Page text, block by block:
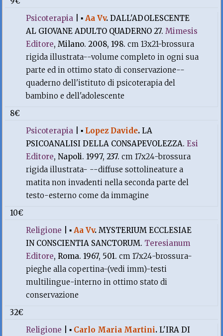
Psicoterapia |▪Aa Vv.DALL'ADOLESCENTE
AL GIOVANE ADULTO QUADERNO 27.Mimesis
Editore, Milano. 2008, 198.cm 13x21-brossura
rigida illustrata--volume completo in ogni sua
parte ed in ottimo stato di conservazione--
quaderno dell'istituto di psicoterapia del
bambino e dell'adolescente
8€
Psicoterapia |▪ Lopez Davide.LA
PSICOANALISI DELLA CONSAPEVOLEZZA.Esi
Editore, Napoli. 1997, 237.cm 17x24-brossura
rigida illustrata- --diffuse sottolineature a
matita non invadenti nella seconda parte del
testo-esterno come da immagine
10€
Religione |▪Aa Vv.MYSTERIUM ECCLESIAE
IN CONSCIENTIA SANCTORUM. Teresianum
Editore, Roma. 1967, 501.cm 17x24-brossura-
pieghe alla copertina-(vedi imm)-testi
multilingue-interno in ottimo stato di
conservazione
32€
Religione |▪ Carlo Maria Martini.L'IRA DI